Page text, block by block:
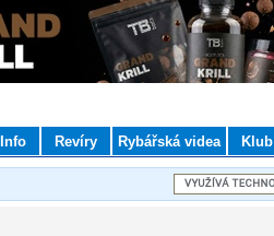
Info Revíry Rybářská videa Klub